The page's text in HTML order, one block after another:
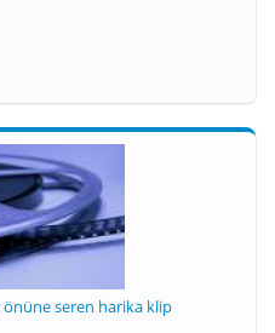
önüne seren harika klip